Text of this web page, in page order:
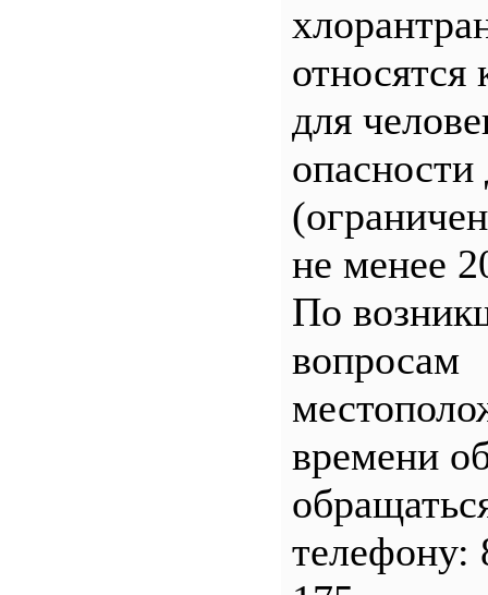
относятся
для
опасности
не менее
По
вопросам
времени
телефону: